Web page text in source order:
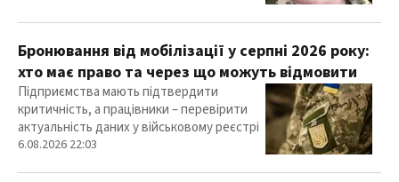
Бронювання від мобілізації у серпні 2026 року:
хто має право та через що можуть відмовити
Підприємства мають підтвердити
критичність, а працівники – перевірити
актуальність даних у військовому реєстрі
6.08.2026 22:03